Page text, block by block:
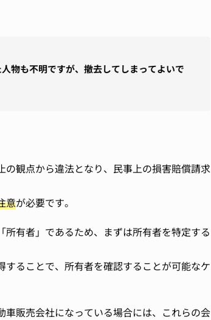
物も不明ですが、撤去してしまってよいで
観点から違法となり、民事上の損害賠償請求
意が必要です。
有者」であるため、まずは所有者を特定する
ることで、所有者を確認することが可能なケ
販売会社になっている場合には、これらの会